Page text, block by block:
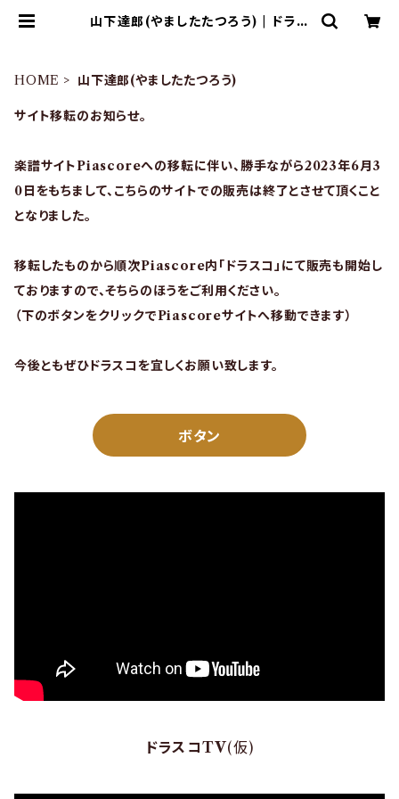
山下達郎(やましたたつろう) | ドラム
HOME 山下達郎(やましたたつろう)
サイト移転のお知らせ。
楽譜サイトPiascoreへの移転に伴い、勝手ながら2023年6月3
0日をもちまして、こちらのサイトでの販売は終了とさせて頂くこと
となりました。
移転したものから順次Piascore内「ドラスコ」にて販売も開始し
ておりますので、そちらのほうをご利用ください。
（下のボタンをクリックでPiascoreサイトへ移動できます）
今後ともぜひドラスコを宜しくお願い致します。
ボタン
ドラスコTV(仮)